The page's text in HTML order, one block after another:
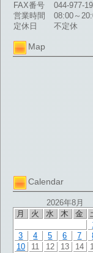
FAX番号
044-977-
営業時間
08:00～
定休日
不定休
Map
Calendar
2026年8月
月
火 水 木 金
3
4 5 6 7
10
11 12 13 14